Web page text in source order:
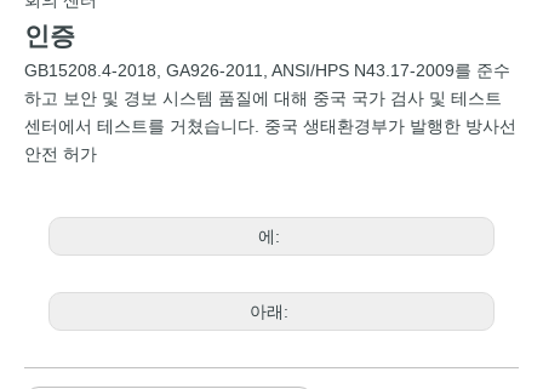
인증
GB15208.4-2018, GA926-2011, ANSI/HPS N43.17-2009를 준수
하고 보안 및 경보 시스템 품질에 대해 중국 국가 검사 및 테스트
센터에서 테스트를 거쳤습니다. 중국 생태환경부가 발행한 방사선
안전 허가
에:
아래: